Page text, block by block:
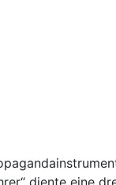
diente eine